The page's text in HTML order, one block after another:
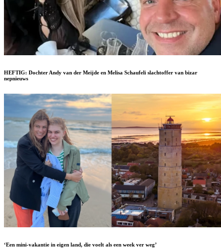
HEFTIG: Dochter Andy van der Meijde en Melisa Schaufeli slachtoffer van bizar
nepnieuws
‘Een mini-vakantie in eigen land, die voelt als een week ver weg’